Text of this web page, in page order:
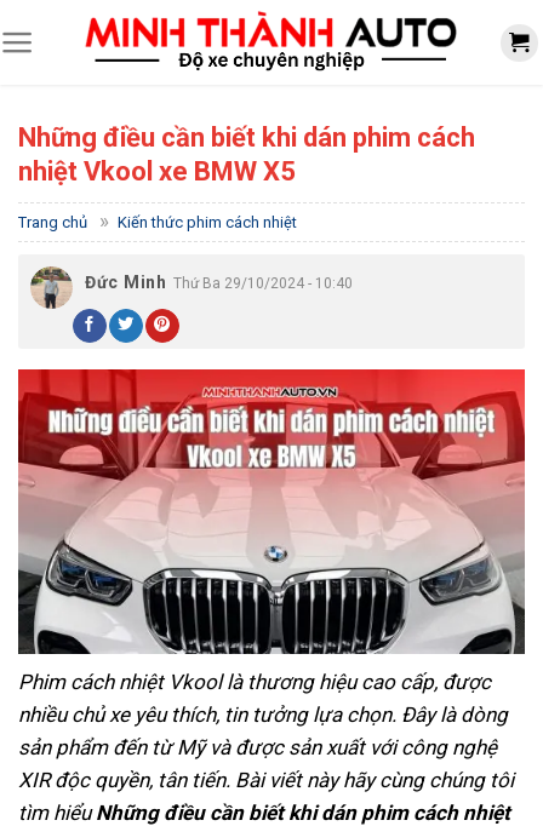
to
Những điều cần biết khi dán phim cách
nhiệt Vkool xe BMW X5
Trang chủ » Kiến thức phim cách nhiệt
Đức Minh Thứ Ba 29/10/2024 - 10:40
Phim cách nhiệt Vkool là thương hiệu cao cấp, được
nhiều chủ xe yêu thích, tin tưởng lựa chọn. Đây là dòng
sản phẩm đến từ Mỹ và được sản xuất với công nghệ
XIR độc quyền, tân tiến. Bài viết này hãy cùng chúng tôi
tìm hiểuNhững điều cần biết khi dán phim cách nhiệt